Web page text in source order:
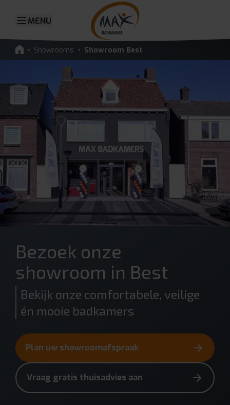
MENU
Showrooms Showroom Best
Bezoek onze
showroom in Best
Bekijk onze comfortabele, veilige
én mooie badkamers
Plan uw showroomafspraak
Vraag gratis thuisadvies aan